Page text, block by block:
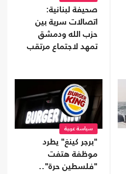
صحيفة لبنانية:
اتصالات سرية بين
حزب الله ودمشق
تمهد لاجتماع مرتقب
سياسة عربية
"برجر كينغ" يطرد
موظفة هتفت
"فلسطين حرة"..